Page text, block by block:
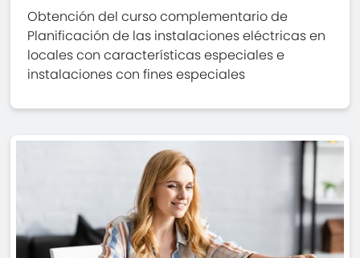
Obtención del curso complementario de
Planificación de las instalaciones eléctricas en
locales con características especiales e
instalaciones con fines especiales